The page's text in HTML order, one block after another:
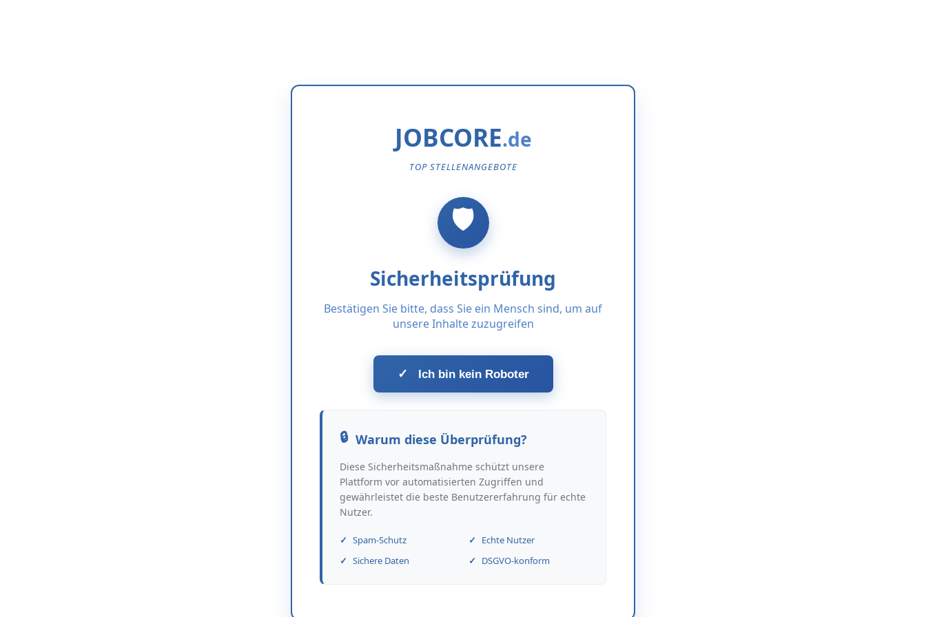
JOBCORE
TOP STELLENANGEBOTE
Sicherheitsprüfung
Bestätigen Sie bitte, dass Sie ein Mensch sind, um auf
unsere Inhalte zuzugreifen
✓ Ich bin kein Roboter
Warum diese Überprüfung?
Diese Sicherheitsmaßnahme schützt unsere
Plattform vor automatisierten Zugriffen und
gewährleistet die beste Benutzererfahrung für echte
Nutzer.
Spam-Schutz
Echte Nutzer
Sichere Daten
DSGVO-konform